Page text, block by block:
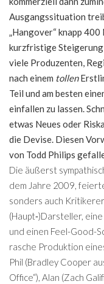
Ausgangssituation
„Hangover“ knapp
kurzfristige
viele Produzenten,
nach einem tollen
Teil und am besten
einfallen zu lassen.
etwas Neues oder
die Devise. Diesen
von Todd Philips
Die äußerst
dem Jahre 2009,
sonders auch
(Haupt‑)Darsteller,
und einen Feel-Good-
rasche Produktion
Phil (Bradley Cooper
Office“), Alan (Zach